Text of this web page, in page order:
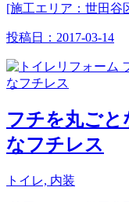
[施工エリア：世田谷
投稿日： 2017-03-14
フチを丸ごと
なフチレス
トイレ, 内装